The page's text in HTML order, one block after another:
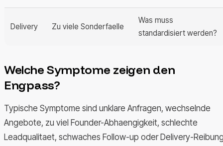
Delivery Zu viele Sonderfaelle
Was muss
standardisiert werden?
Welche Symptome zeigen den
Engpass?
Typische Symptome sind unklare Anfragen, wechselnde
Angebote, zu viel Founder-Abhaengigkeit, schlechte
Leadqualitaet, schwaches Follow-up oder Delivery-